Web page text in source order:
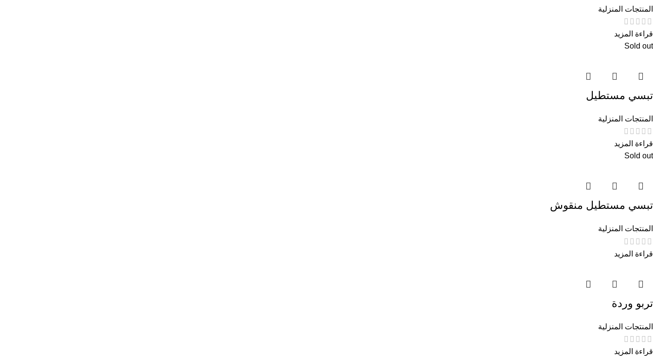
المنتجات المنزلية
قراءة المزيد
Sold out
تبسي مستطيل
المنتجات المنزلية
قراءة المزيد
Sold out
تبسي مستطيل منقوش
المنتجات المنزلية
قراءة المزيد
تربو وردة
المنتجات المنزلية
قراءة المزيد